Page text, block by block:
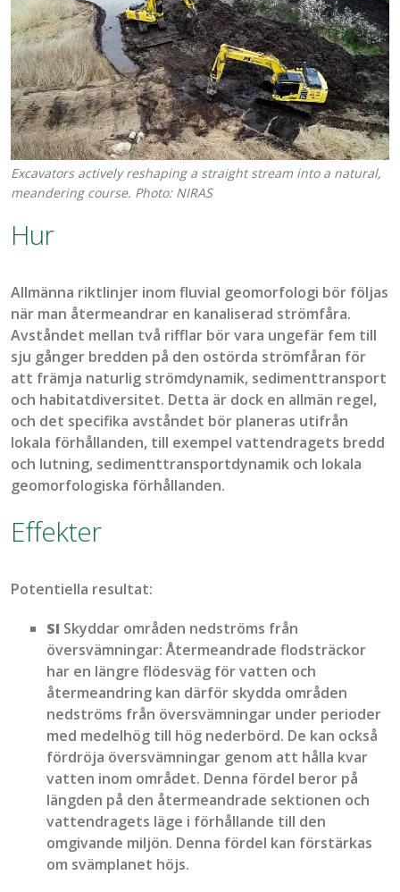
Excavators actively reshaping a straight stream into a natural,
meandering course. Photo: NIRAS
Hur
Allmänna riktlinjer inom fluvial geomorfologi bör följas
när man återmeandrar en kanaliserad strömfåra.
Avståndet mellan två rifflar bör vara ungefär fem till
sju gånger bredden på den ostörda strömfåran för
att främja naturlig strömdynamik, sedimenttransport
och habitatdiversitet. Detta är dock en allmän regel,
och det specifika avståndet bör planeras utifrån
lokala förhållanden, till exempel vattendragets bredd
och lutning, sedimenttransportdynamik och lokala
geomorfologiska förhållanden.
Effekter
Potentiella resultat:
SI Skyddar områden nedströms från
översvämningar: Återmeandrade flodsträckor
har en längre flödesväg för vatten och
återmeandring kan därför skydda områden
nedströms från översvämningar under perioder
med medelhög till hög nederbörd. De kan också
fördröja översvämningar genom att hålla kvar
vatten inom området. Denna fördel beror på
längden på den återmeandrade sektionen och
vattendragets läge i förhållande till den
omgivande miljön. Denna fördel kan förstärkas
om svämplanet höjs.